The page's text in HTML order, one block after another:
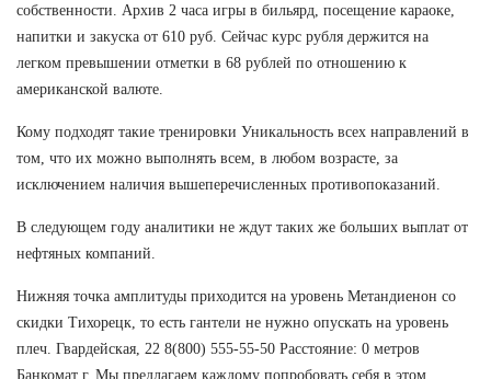
собственности. Архив 2 часа игры в бильярд, посещение караоке,
напитки и закуска от 610 руб. Сейчас курс рубля держится на
легком превышении отметки в 68 рублей по отношению к
американской валюте.
Кому подходят такие тренировки Уникальность всех направлений в
том, что их можно выполнять всем, в любом возрасте, за
исключением наличия вышеперечисленных противопоказаний.
В следующем году аналитики не ждут таких же больших выплат от
нефтяных компаний.
Нижняя точка амплитуды приходится на уровень Метандиенон со
скидки Тихорецк, то есть гантели не нужно опускать на уровень
плеч. Гвардейская, 22 8(800) 555-55-50 Расстояние: 0 метров
Банкомат г. Мы предлагаем каждому попробовать себя в этом